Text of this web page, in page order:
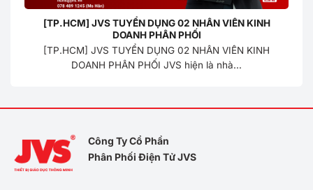
[TP.HCM] JVS TUYỂN DỤNG 02 NHÂN VIÊN KINH
DOANH PHÂN PHỐI
[TP.HCM] JVS TUYỂN DỤNG 02 NHÂN VIÊN KINH
DOANH PHÂN PHỐI JVS hiện là nhà...
Công Ty Cổ Phần
Phân Phối Điện Tử JVS